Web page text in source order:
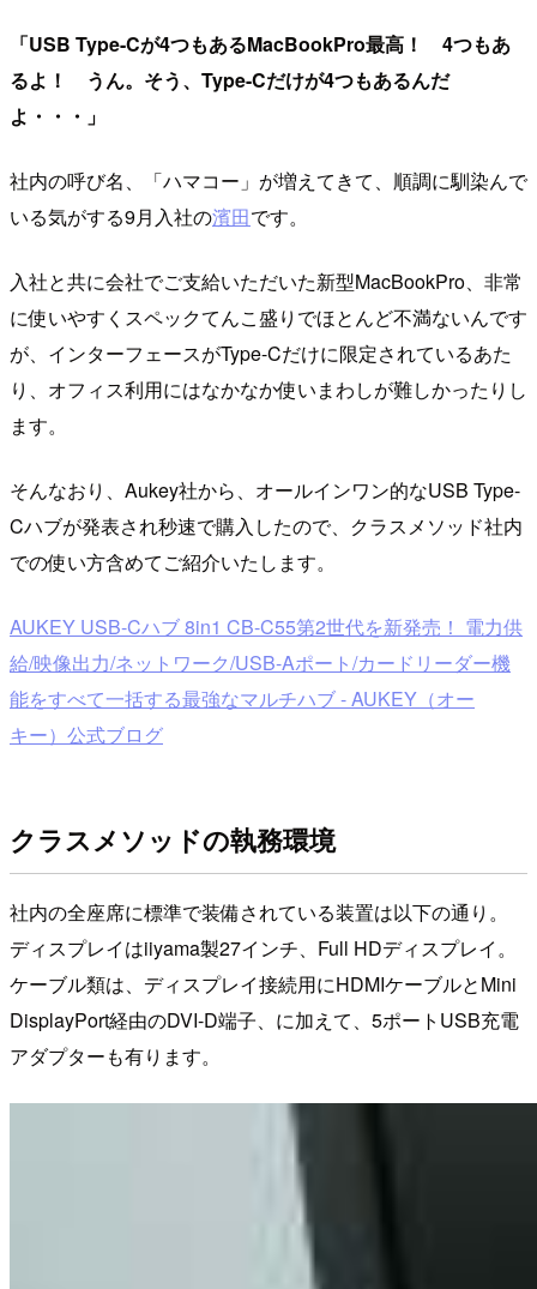
「USB Type-Cが4つもあるMacBookPro最高！ 4つもあ
るよ！ うん。そう、Type-Cだけが4つもあるんだ
よ・・・」
社内の呼び名、「ハマコー」が増えてきて、順調に馴染んで
いる気がする9月入社の濱田です。
入社と共に会社でご支給いただいた新型MacBookPro、非常
に使いやすくスペックてんこ盛りでほとんど不満ないんです
が、インターフェースがType-Cだけに限定されているあた
り、オフィス利用にはなかなか使いまわしが難しかったりし
ます。
そんなおり、Aukey社から、オールインワン的なUSB Type-
Cハブが発表され秒速で購入したので、クラスメソッド社内
での使い方含めてご紹介いたします。
AUKEY USB-Cハブ 8in1 CB-C55第2世代を新発売！ 電力供
給/映像出力/ネットワーク/USB-Aポート/カードリーダー機
能をすべて一括する最強なマルチハブ - AUKEY（オー
キー）公式ブログ
クラスメソッドの執務環境
社内の全座席に標準で装備されている装置は以下の通り。
ディスプレイはiiyama製27インチ、Full HDディスプレイ。
ケーブル類は、ディスプレイ接続用にHDMIケーブルとMini
DisplayPort経由のDVI-D端子、に加えて、5ポートUSB充電
アダプターも有ります。